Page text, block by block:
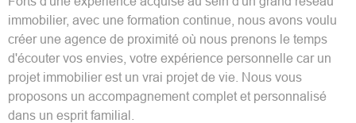
immobilier, avec une formation continue, nous avons voulu
créer une agence de proximité où nous prenons le temps
d'écouter vos envies, votre expérience personnelle car un
projet immobilier est un vrai projet de vie. Nous vous
proposons un accompagnement complet et personnalisé
dans un esprit familial.